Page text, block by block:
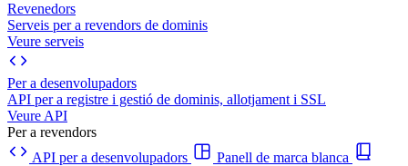
Revenedors
Serveis per a revendors de dominis
Veure serveis
Per a desenvolupadors
API per a registre i gestió de dominis, allotjament i SSL
Veure API
Per a revendors
API per a desenvolupadors
Panell de marca blanca